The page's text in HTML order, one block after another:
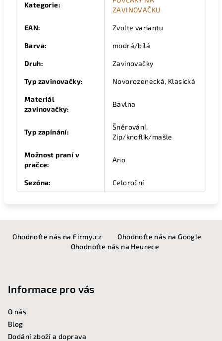
Kategorie:
ZAVINOVAČKU
EAN: Zvolte variantu
Barva: modrá/bílá
Druh: Zavinovačky
Typ zavinovačky: Novorozenecká, Klasická
Materiál
zavinovačky:
Bavlna
Typ zapínání:
Šněrování,
Zip/knoflík/mašle
Možnost praní v
pračce:
Ano
Sezóna: Celoroční
Ohodnoťte nás na Firmy.cz
Ohodnoťte nás na Google
Ohodnoťte nás na Heurece
Informace pro vás
O nás
Blog
Dodání zboží a doprava